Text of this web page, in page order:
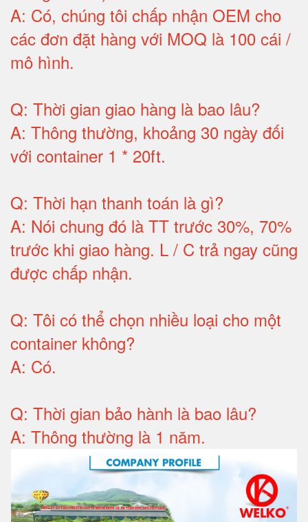
A: Có, chúng tôi chấp nhận OEM cho
các đơn đặt hàng với MOQ là 100 cái /
mô hình.
Q: Thời gian giao hàng là bao lâu?
A: Thông thường, khoảng 30 ngày đối
với container 1 * 20ft.
Q: Thời hạn thanh toán là gì?
A: Nói chung đó là TT trước 30%, 70%
trước khi giao hàng. L / C trả ngay cũng
được chấp nhận.
Q: Tôi có thể chọn nhiều loại cho một
container không?
A: Có.
Q: Thời gian bảo hành là bao lâu?
A: Thông thường là 1 năm.